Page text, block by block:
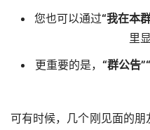
您也可以通过“我在本
里
更重要的是， “群公告
可有时候，几个刚见面的